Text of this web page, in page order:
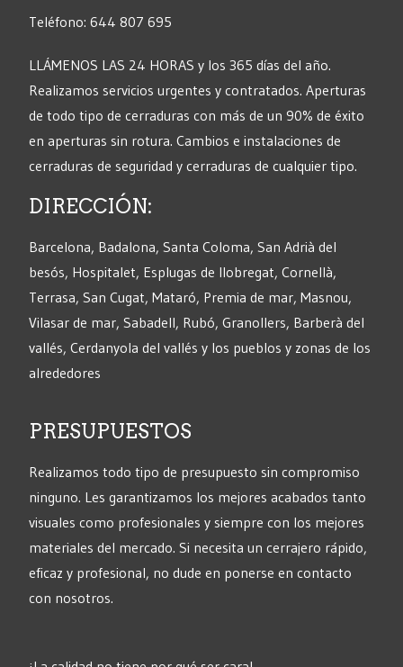
Teléfono: 644 807 695
LLÁMENOS LAS 24 HORAS y los 365 días del año.
Realizamos servicios urgentes y contratados. Aperturas
de todo tipo de cerraduras con más de un 90% de éxito
en aperturas sin rotura. Cambios e instalaciones de
cerraduras de seguridad y cerraduras de cualquier tipo.
DIRECCIÓN:
Barcelona, Badalona, Santa Coloma, San Adrià del
besós, Hospitalet, Esplugas de llobregat, Cornellà,
Terrasa, San Cugat, Mataró, Premia de mar, Masnou,
Vilasar de mar, Sabadell, Rubó, Granollers, Barberà del
vallés, Cerdanyola del vallés y los pueblos y zonas de los
alrededores
PRESUPUESTOS
Realizamos todo tipo de presupuesto sin compromiso
ninguno. Les garantizamos los mejores acabados tanto
visuales como profesionales y siempre con los mejores
materiales del mercado. Si necesita un cerrajero rápido,
eficaz y profesional, no dude en ponerse en contacto
con nosotros.